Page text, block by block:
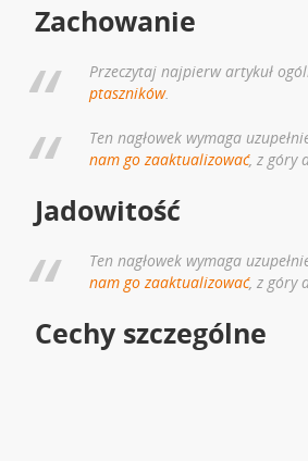
Zachowanie
Przeczytaj najpierw artykuł
ptaszników.
Ten nagłowek wymaga
nam go zaaktualizować, z góry
Jadowitość
Ten nagłowek wymaga
nam go zaaktualizować, z góry
Cechy szczególne